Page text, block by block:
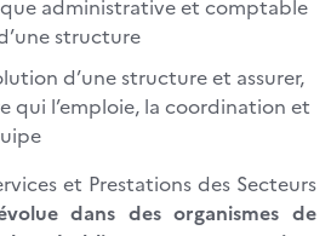
administrative et comptable
structure
d’une structure et assurer,
qui l’emploie, la coordination et
et Prestations des Secteurs
dans des organismes de